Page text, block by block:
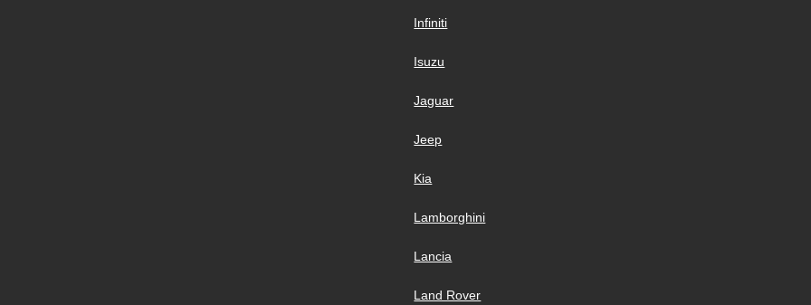
Infiniti
Isuzu
Jaguar
Jeep
Kia
Lamborghini
Lancia
Land Rover